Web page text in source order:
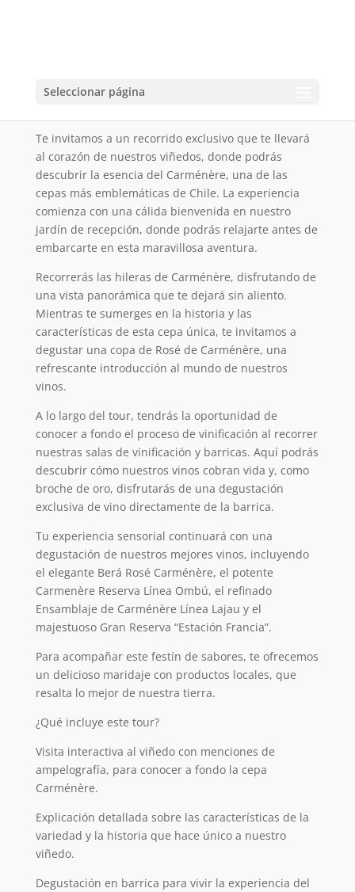
Seleccionar página
Duración 90 Minutos
Te invitamos a un recorrido exclusivo que te llevará
al corazón de nuestros viñedos, donde podrás
descubrir la esencia del Carménère, una de las
cepas más emblemáticas de Chile. La experiencia
comienza con una cálida bienvenida en nuestro
jardín de recepción, donde podrás relajarte antes de
embarcarte en esta maravillosa aventura.
Recorrerás las hileras de Carménère, disfrutando de
una vista panorámica que te dejará sin aliento.
Mientras te sumerges en la historia y las
características de esta cepa única, te invitamos a
degustar una copa de Rosé de Carménère, una
refrescante introducción al mundo de nuestros
vinos.
A lo largo del tour, tendrás la oportunidad de
conocer a fondo el proceso de vinificación al recorrer
nuestras salas de vinificación y barricas. Aquí podrás
descubrir cómo nuestros vinos cobran vida y, como
broche de oro, disfrutarás de una degustación
exclusiva de vino directamente de la barrica.
Tu experiencia sensorial continuará con una
degustación de nuestros mejores vinos, incluyendo
el elegante Berá Rosé Carménère, el potente
Carmenère Reserva Línea Ombú, el refinado
Ensamblaje de Carménère Línea Lajau y el
majestuoso Gran Reserva “Estación Francia”.
Para acompañar este festín de sabores, te ofrecemos
un delicioso maridaje con productos locales, que
resalta lo mejor de nuestra tierra.
¿Qué incluye este tour?
Visita interactiva al viñedo con menciones de
ampelografía, para conocer a fondo la cepa
Carménère.
Explicación detallada sobre las características de la
variedad y la historia que hace único a nuestro
viñedo.
Degustación en barrica para vivir la experiencia del